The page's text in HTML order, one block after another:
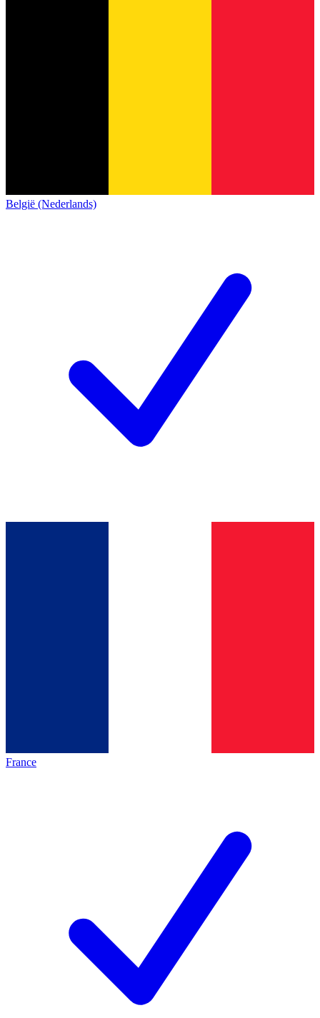
België (Nederlands)
France